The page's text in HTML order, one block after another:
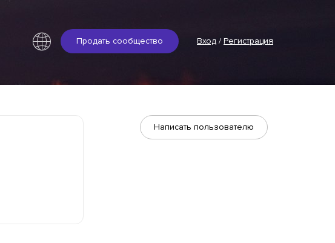
Продать сообщество Вход / Регистрация
Написать пользователю